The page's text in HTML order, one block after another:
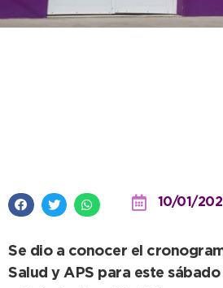
10/01/
Se dio a conocer el
Salud y APS para este sábado